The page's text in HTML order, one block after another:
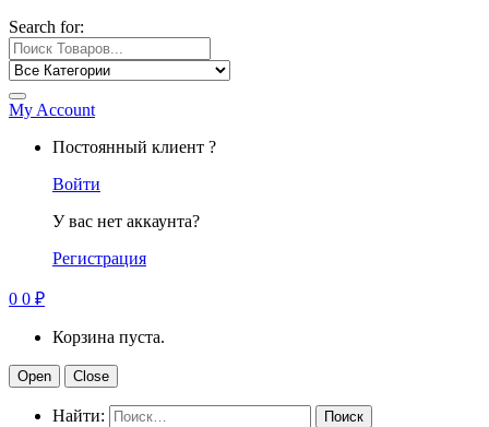
Search for:
My Account
Постоянный клиент ?
Войти
У вас нет аккаунта?
Регистрация
0 0 ₽
Корзина пуста.
Open Close
Найти: